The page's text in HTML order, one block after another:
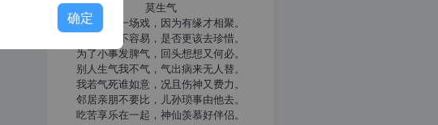
莫生气
人生就像一场戏，因为有缘才相聚。
相扶到老不容易，是否更该去珍惜。
为了小事发脾气，回头想想又何必。
别人生气我不气，气出病来无人替。
我若气死谁如意，况且伤神又费力。
邻居亲朋不要比，儿孙琐事由他去。
吃苦享乐在一起，神仙羡慕好伴侣。
确定